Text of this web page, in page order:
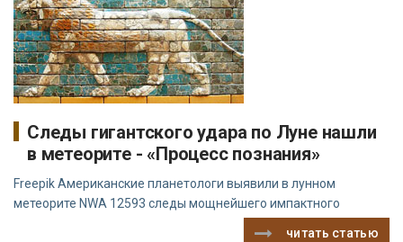
Следы гигантского удара по Луне нашли
в метеорите - «Процесс познания»
Freepik Американские планетологи выявили в лунном
метеорите NWA 12593 следы мощнейшего импактного
читать статью